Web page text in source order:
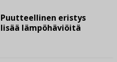
Puutteellinen eristys
lisää lämpöhäviöitä